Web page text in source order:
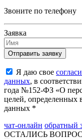
Звоните по телефону
Заявка
Я даю свое
данных, в
года №152-ФЗ «О
целей, определенных
данных *
чат-онлайн обратный
ОСТАЛИСЬ